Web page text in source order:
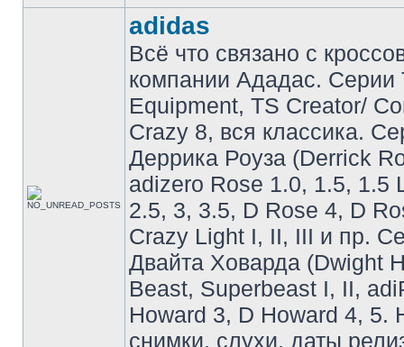
adidas
Всё что связано с
компании Ададас. Серии
Equipment, TS Creator/
Crazy 8, вся классика.
Деррика Роуза (Derrick
adizero Rose 1.0, 1.5, 1.5
2.5, 3, 3.5, D Rose 4, D
Crazy Light I, II, III и пр.
Двайта Ховарда (Dwight
Beast, Superbeast I, II,
Howard 3, D Howard 4, 5.
снимки, слухи, даты